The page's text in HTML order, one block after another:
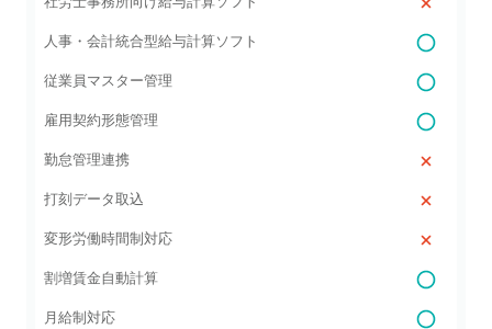
人事・会計統合型給与計算ソフト
従業員マスター管理
雇用契約形態管理
勤怠管理連携
打刻データ取込
変形労働時間制対応
割増賃金自動計算
月給制対応